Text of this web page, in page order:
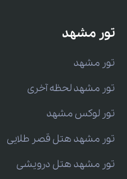
تور مشهد
تور مشهد
تور مشهد لحظه آخری
تور لوکس مشهد
تور مشهد هتل قصر طلایی
تور مشهد هتل درویشی